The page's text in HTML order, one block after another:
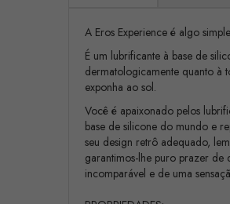
A Eros Experience é algo
É um lubrificante à base de
dermatologicamente quanto à
exponha ao sol.
Você é apaixonado pelos
base de silicone do mundo e
seu design retrô adequado,
garantimos-lhe puro prazer de
incomparável e de uma